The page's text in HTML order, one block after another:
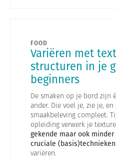
FOOD
Variëren met
structuren in je
beginners
De smaken op je bord zijn
ander. Die voel je, zie je,
smaakbeleving compleet.
opleiding verwerk je
gekende maar ook
cruciale
variëren.